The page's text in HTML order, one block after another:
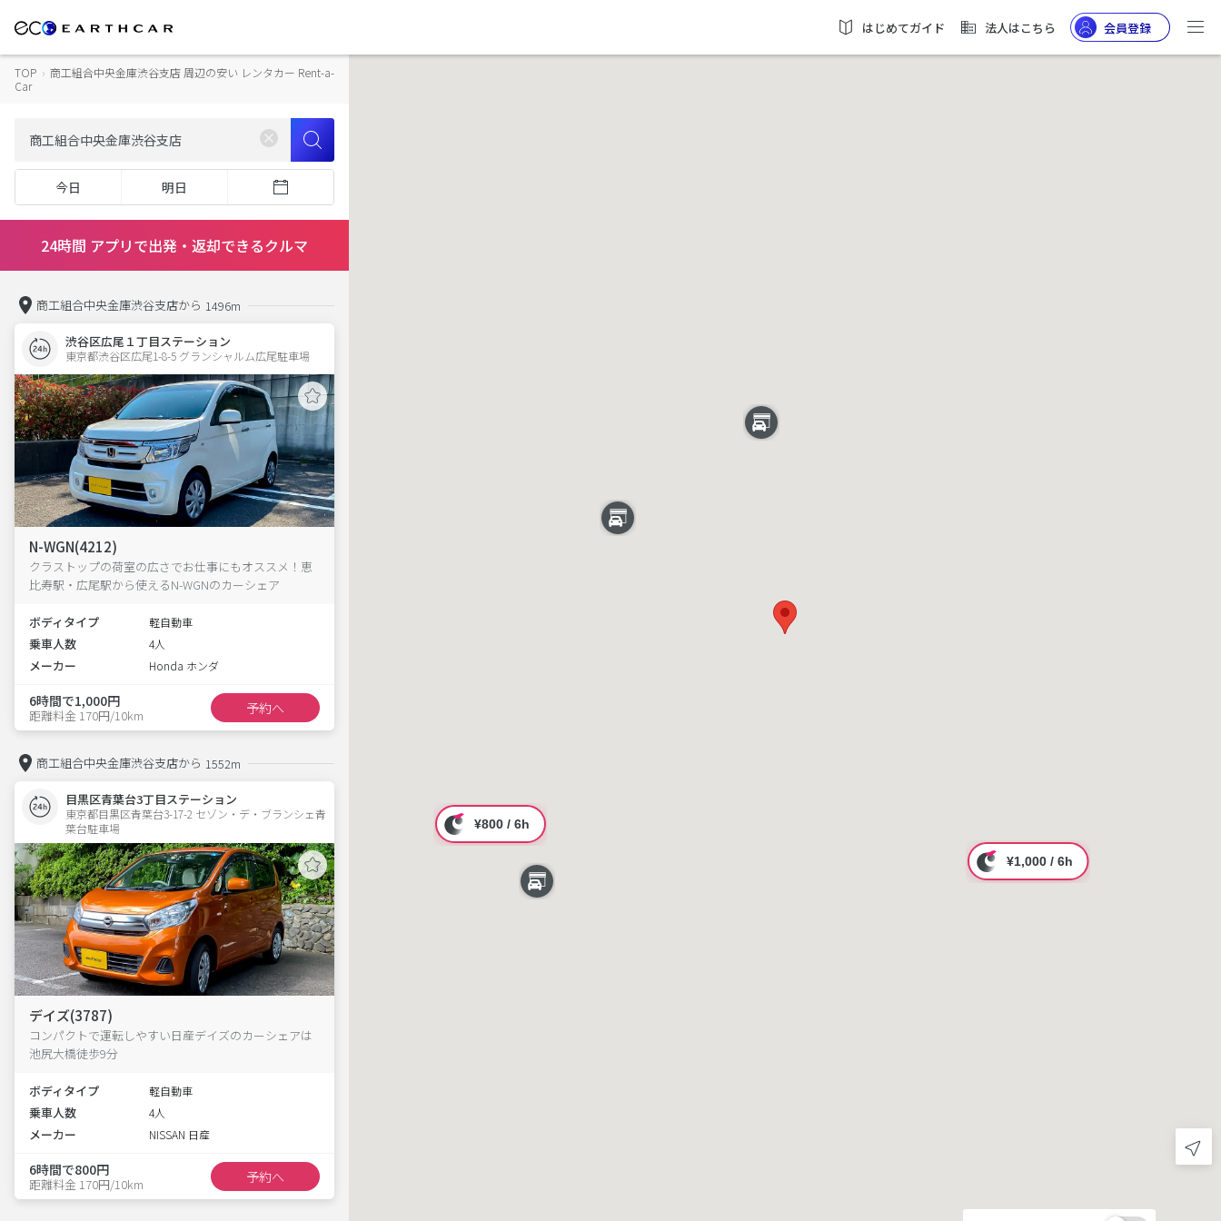
はじめてガイド 法人はこちら 会員登録
TOP › 商工組合中央金庫渋谷支店 周辺の安い レンタカー Rent-a-
Car
今日 明日
24時間 アプリで出発・返却できるクルマ
商工組合中央金庫渋谷支店から 1496m
渋谷区広尾１丁目ステーション
東京都渋谷区広尾1-8-5 グランシャルム広尾駐車場
N-WGN(4212)
クラストップの荷室の広さでお仕事にもオススメ！恵
比寿駅・広尾駅から使えるN-WGNのカーシェア
ボディタイプ 軽自動車
乗車人数 4人
メーカー Honda ホンダ
6時間で1,000円
距離料金 170円/10km 予約へ
商工組合中央金庫渋谷支店から 1552m
目黒区青葉台3丁目ステーション
東京都目黒区青葉台3-17-2 セゾン・デ・ブランシェ青
葉台駐車場
デイズ(3787)
コンパクトで運転しやすい日産デイズのカーシェアは
池尻大橋徒歩9分
ボディタイプ 軽自動車
乗車人数 4人
メーカー NISSAN 日産
6時間で800円
距離料金 170円/10km 予約へ